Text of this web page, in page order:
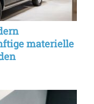
materielle